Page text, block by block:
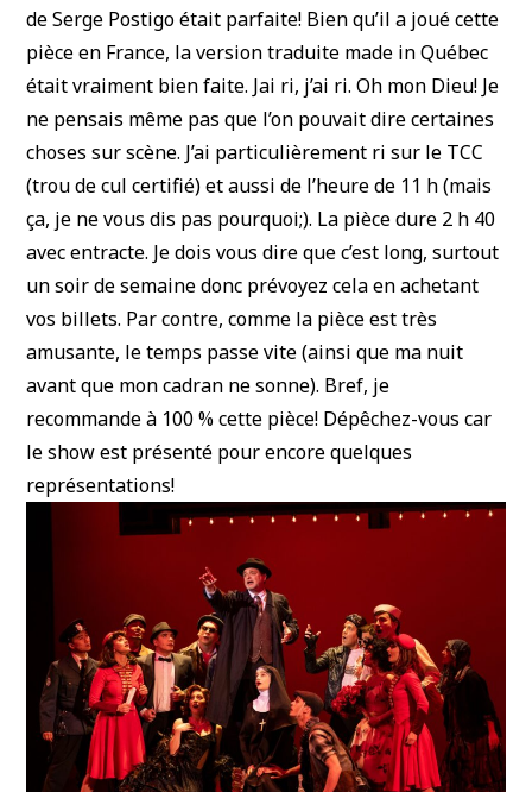
de Serge Postigo était parfaite! Bien qu’il a joué cette
pièce en France, la version traduite made in Québec
était vraiment bien faite. Jai ri, j’ai ri. Oh mon Dieu! Je
ne pensais même pas que l’on pouvait dire certaines
choses sur scène. J’ai particulièrement ri sur le TCC
(trou de cul certifié) et aussi de l’heure de 11 h (mais
ça, je ne vous dis pas pourquoi;). La pièce dure 2 h 40
avec entracte. Je dois vous dire que c’est long, surtout
un soir de semaine donc prévoyez cela en achetant
vos billets. Par contre, comme la pièce est très
amusante, le temps passe vite (ainsi que ma nuit
avant que mon cadran ne sonne). Bref, je
recommande à 100 % cette pièce! Dépêchez-vous car
le show est présenté pour encore quelques
représentations!